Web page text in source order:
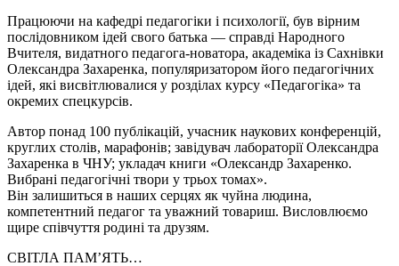
Працюючи на кафедрі педагогіки і психології, був вірним
послідовником ідей свого батька — справді Народного
Вчителя, видатного педагога-новатора, академіка із Сахнівки
Олександра Захаренка, популяризатором його педагогічних
ідей, які висвітлювалися у розділах курсу «Педагогіка» та
окремих спецкурсів.
Автор понад 100 публікацій, учасник наукових конференцій,
круглих столів, марафонів; завідувач лабораторії Олександра
Захаренка в ЧНУ; укладач книги «Олександр Захаренко.
Вибрані педагогічні твори у трьох томах».
Він залишиться в наших серцях як чуйна людина,
компетентний педагог та уважний товариш. Висловлюємо
щире співчуття родині та друзям.
СВІТЛА ПАМʼЯТЬ…